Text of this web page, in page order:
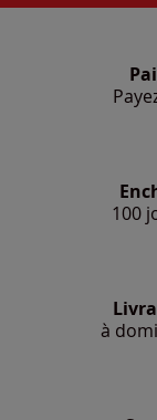
100
à